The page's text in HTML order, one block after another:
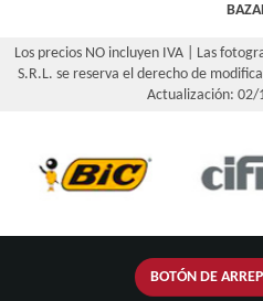
Los precios NO incluyen IVA | Las
S.R.L. se reserva el derecho de
Actualización: 02/
BOTÓN DE